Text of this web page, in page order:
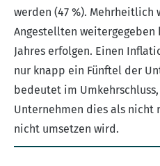
werden (47 %).
Angestellten weitergegeben
Jahres erfolgen. Einen
nur knapp ein Fünftel der
bedeutet im
Unternehmen dies als nicht
nicht umsetzen wird.